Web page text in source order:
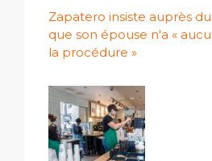
Zapatero insiste auprès
que son épouse n'a «
la procédure »